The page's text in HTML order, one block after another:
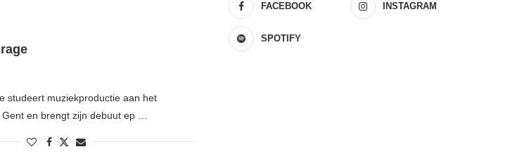
studeert muziekproductie aan het
en brengt zijn debuut ep …
FACEBOOK INSTAGRAM
SPOTIFY